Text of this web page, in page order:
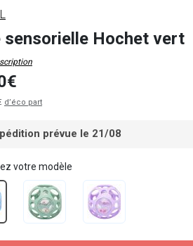
sensorielle Hochet vert
d’éco part
prévue le 21/08
votre modèle